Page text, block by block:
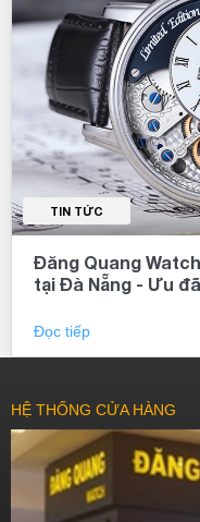
TIN TỨC
Đăng Quang
tại Đà Nẵng - Ưu
Đọc tiếp
HỆ THỐNG CỬA HÀNG